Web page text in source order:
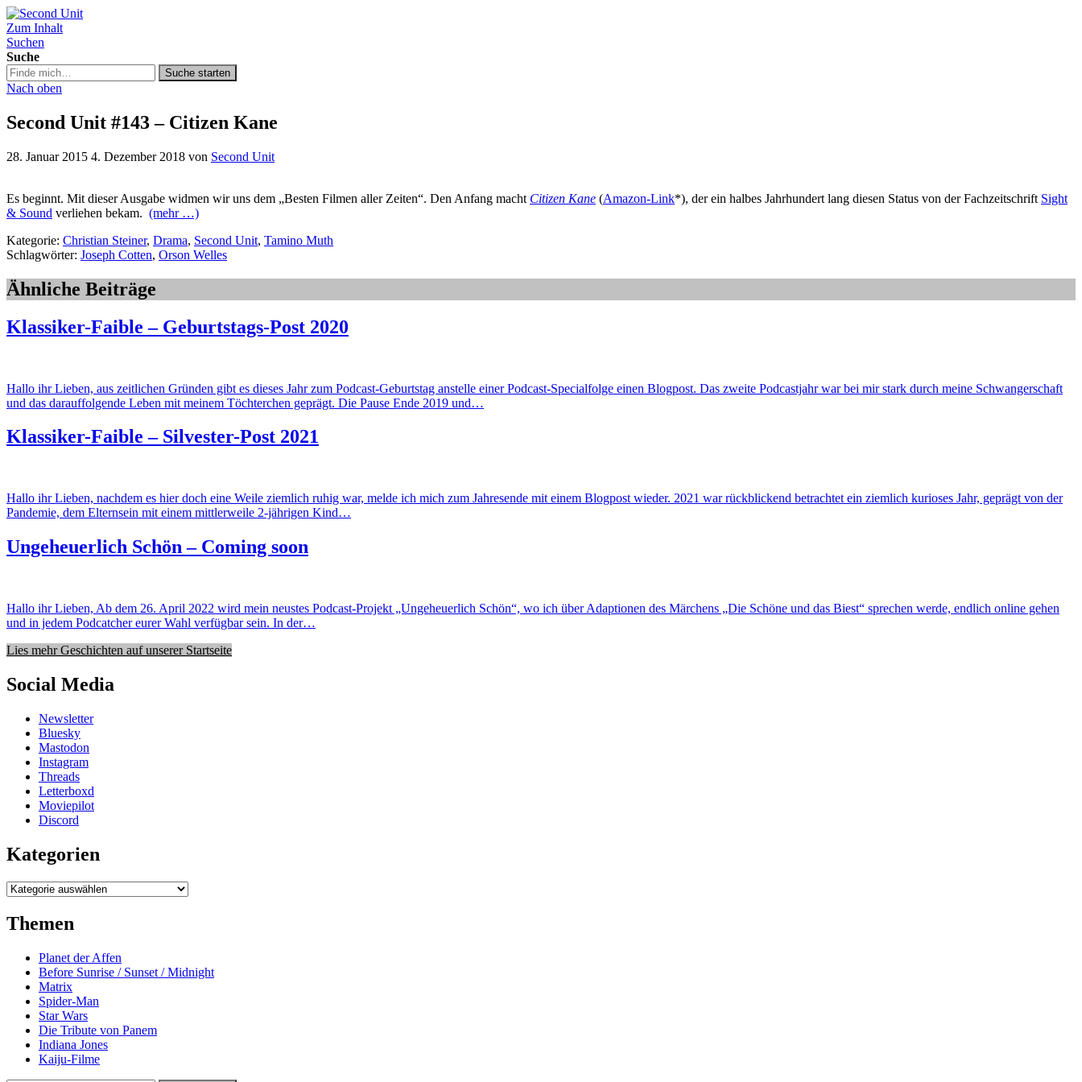
Second Unit
Zum Inhalt
Suchen
Suche
Suche
in
podcast.de/
Suche starten
Nach oben
Second Unit #143 – Citizen Kane
28. Januar 2015 4. Dezember 2018 von Second Unit
Es beginnt. Mit dieser Ausgabe widmen wir uns dem „Besten Filmen aller Zeiten“. Den Anfang macht Citizen Kane (Amazon-Link*), der ein halbes Jahrhundert lang diesen Status von der Fachzeitschrift Sight
& Sound verliehen bekam. (mehr …)
Kategorie: Christian Steiner, Drama, Second Unit, Tamino Muth
Schlagwörter: Joseph Cotten, Orson Welles
Ähnliche Beiträge
Klassiker-Faible – Geburtstags-Post 2020
Hallo ihr Lieben, aus zeitlichen Gründen gibt es dieses Jahr zum Podcast-Geburtstag anstelle einer Podcast-Specialfolge einen Blogpost. Das zweite Podcastjahr war bei mir stark durch meine Schwangerschaft
und das darauffolgende Leben mit meinem Töchterchen geprägt. Die Pause Ende 2019 und…
Klassiker-Faible – Silvester-Post 2021
Hallo ihr Lieben, nachdem es hier doch eine Weile ziemlich ruhig war, melde ich mich zum Jahresende mit einem Blogpost wieder. 2021 war rückblickend betrachtet ein ziemlich kurioses Jahr, geprägt von der
Pandemie, dem Elternsein mit einem mittlerweile 2-jährigen Kind…
Ungeheuerlich Schön – Coming soon
Hallo ihr Lieben, Ab dem 26. April 2022 wird mein neustes Podcast-Projekt „Ungeheuerlich Schön“, wo ich über Adaptionen des Märchens „Die Schöne und das Biest“ sprechen werde, endlich online gehen
und in jedem Podcatcher eurer Wahl verfügbar sein. In der…
Lies mehr Geschichten auf unserer Startseite
Social Media
Newsletter
Bluesky
Mastodon
Instagram
Threads
Letterboxd
Moviepilot
Discord
Kategorien
Kategorien
Themen
Planet der Affen
Before Sunrise / Sunset / Midnight
Matrix
Spider-Man
Star Wars
Die Tribute von Panem
Indiana Jones
Kaiju-Filme